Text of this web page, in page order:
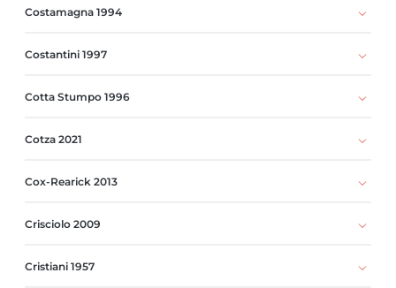
Costamagna 1994
Costantini 1997
Cotta Stumpo 1996
Cotza 2021
Cox-Rearick 2013
Crisciolo 2009
Cristiani 1957